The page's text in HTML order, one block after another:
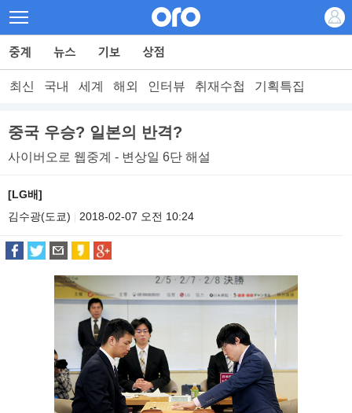
최신 국내 세계 해외 인터뷰 취재수첩 기획특집
중국 우승? 일본의 반격?
사이버오로 웹중계 - 변상일 6단 해설
[LG배]
김수광(도쿄)
2018-02-07 오전 10:24